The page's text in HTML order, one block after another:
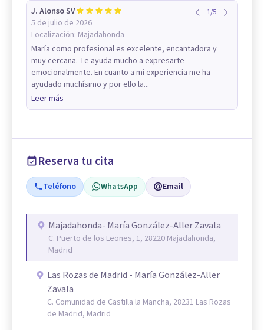
J. Alonso SV
5 de julio de 2026
Localización: Majadahonda
1/5
María como profesional es excelente, encantadora y
muy cercana. Te ayuda mucho a expresarte
emocionalmente. En cuanto a mi experiencia me ha
ayudado muchísimo y por ello la...
Leer más
Reserva tu cita
Teléfono WhatsApp Email
Majadahonda- María González-Aller Zavala
C. Puerto de los Leones, 1, 28220 Majadahonda,
Madrid
Las Rozas de Madrid - María González-Aller
Zavala
C. Comunidad de Castilla la Mancha, 28231 Las Rozas
de Madrid, Madrid